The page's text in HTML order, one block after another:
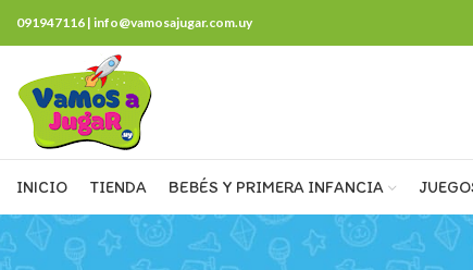
091947116 | info@vamosajugar.com.uy
INICIO TIENDA BEBÉS Y PRIMERA INFANCIA